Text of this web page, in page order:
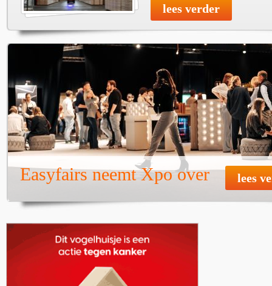
lees verder
Easyfairs neemt Xpo over lees